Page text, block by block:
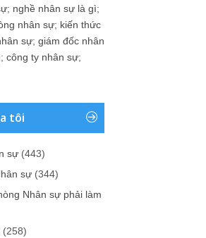
; nghề nhân sự là gì;
nhân sự; kiến thức
sự; giám đốc nhân
; công ty nhân sự;
tôi
sự (443)
sự (344)
Nhân sự phải làm
(258)